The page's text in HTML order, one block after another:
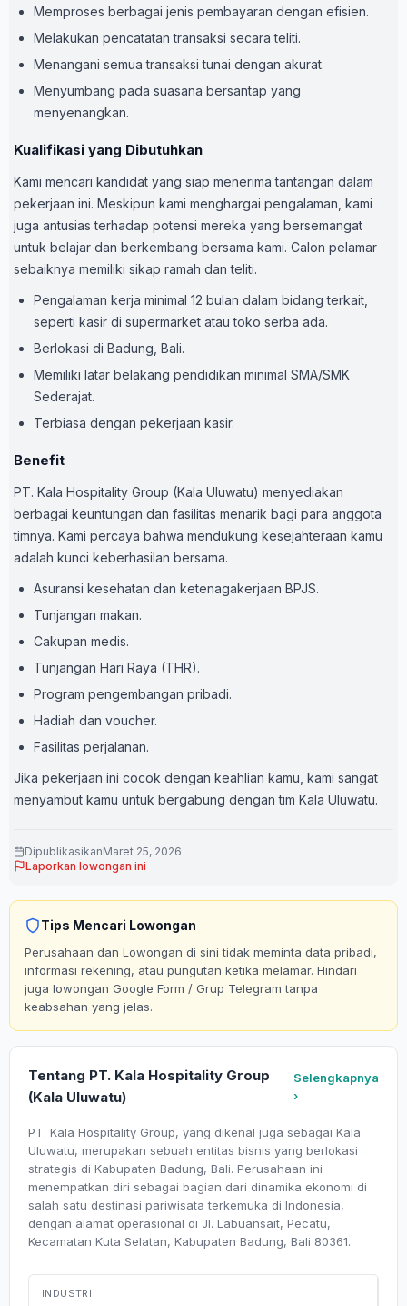
Memproses berbagai jenis pembayaran dengan efisien.
Melakukan pencatatan transaksi secara teliti.
Menangani semua transaksi tunai dengan akurat.
Menyumbang pada suasana bersantap yang
menyenangkan.
Kualifikasi yang Dibutuhkan
Kami mencari kandidat yang siap menerima tantangan dalam
pekerjaan ini. Meskipun kami menghargai pengalaman, kami
juga antusias terhadap potensi mereka yang bersemangat
untuk belajar dan berkembang bersama kami. Calon pelamar
sebaiknya memiliki sikap ramah dan teliti.
Pengalaman kerja minimal 12 bulan dalam bidang terkait,
seperti kasir di supermarket atau toko serba ada.
Berlokasi di Badung, Bali.
Memiliki latar belakang pendidikan minimal SMA/SMK
Sederajat.
Terbiasa dengan pekerjaan kasir.
Benefit
PT. Kala Hospitality Group (Kala Uluwatu) menyediakan
berbagai keuntungan dan fasilitas menarik bagi para anggota
timnya. Kami percaya bahwa mendukung kesejahteraan kamu
adalah kunci keberhasilan bersama.
Asuransi kesehatan dan ketenagakerjaan BPJS.
Tunjangan makan.
Cakupan medis.
Tunjangan Hari Raya (THR).
Program pengembangan pribadi.
Hadiah dan voucher.
Fasilitas perjalanan.
Jika pekerjaan ini cocok dengan keahlian kamu, kami sangat
menyambut kamu untuk bergabung dengan tim Kala Uluwatu.
DipublikasikanMaret 25, 2026
Laporkan lowongan ini
Tips Mencari Lowongan
Perusahaan dan Lowongan di sini tidak meminta data pribadi,
informasi rekening, atau pungutan ketika melamar. Hindari
juga lowongan Google Form / Grup Telegram tanpa
keabsahan yang jelas.
Tentang PT. Kala Hospitality Group
(Kala Uluwatu)
Selengkapnya
›
PT. Kala Hospitality Group, yang dikenal juga sebagai Kala
Uluwatu, merupakan sebuah entitas bisnis yang berlokasi
strategis di Kabupaten Badung, Bali. Perusahaan ini
menempatkan diri sebagai bagian dari dinamika ekonomi di
salah satu destinasi pariwisata terkemuka di Indonesia,
dengan alamat operasional di Jl. Labuansait, Pecatu,
Kecamatan Kuta Selatan, Kabupaten Badung, Bali 80361.
INDUSTRI